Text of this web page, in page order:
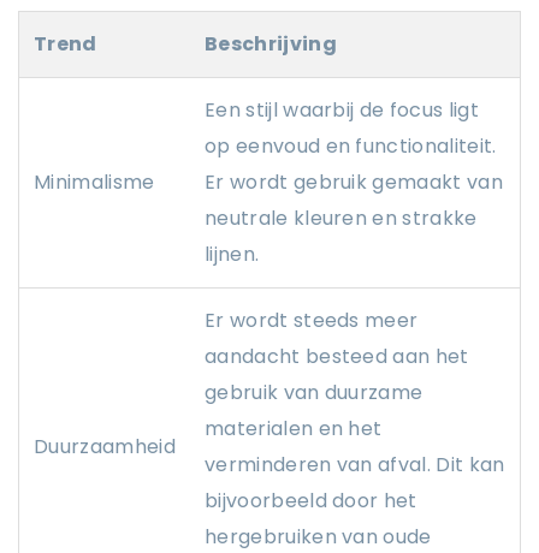
Trend Beschrijving
Minimalisme
Een stijl waarbij de focus ligt
op eenvoud en functionaliteit.
Er wordt gebruik gemaakt van
neutrale kleuren en strakke
lijnen.
Duurzaamheid
Er wordt steeds meer
aandacht besteed aan het
gebruik van duurzame
materialen en het
verminderen van afval. Dit kan
bijvoorbeeld door het
hergebruiken van oude